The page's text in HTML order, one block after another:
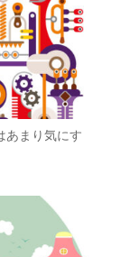
あまり気にす